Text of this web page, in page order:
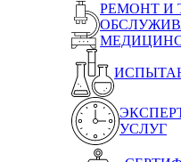
РЕМОНТ И
УСЛУГ